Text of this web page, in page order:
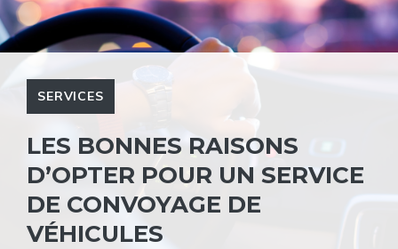
SERVICES
LES BONNES RAISONS
D’OPTER POUR UN SERVICE
DE CONVOYAGE DE
VÉHICULES